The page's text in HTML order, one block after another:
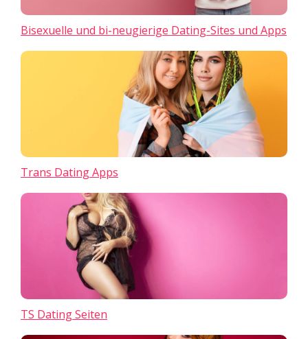
Bisexuelle und bi-neugierige Dating-Sites und Apps
Trans Dating Apps
TS Dating Seiten